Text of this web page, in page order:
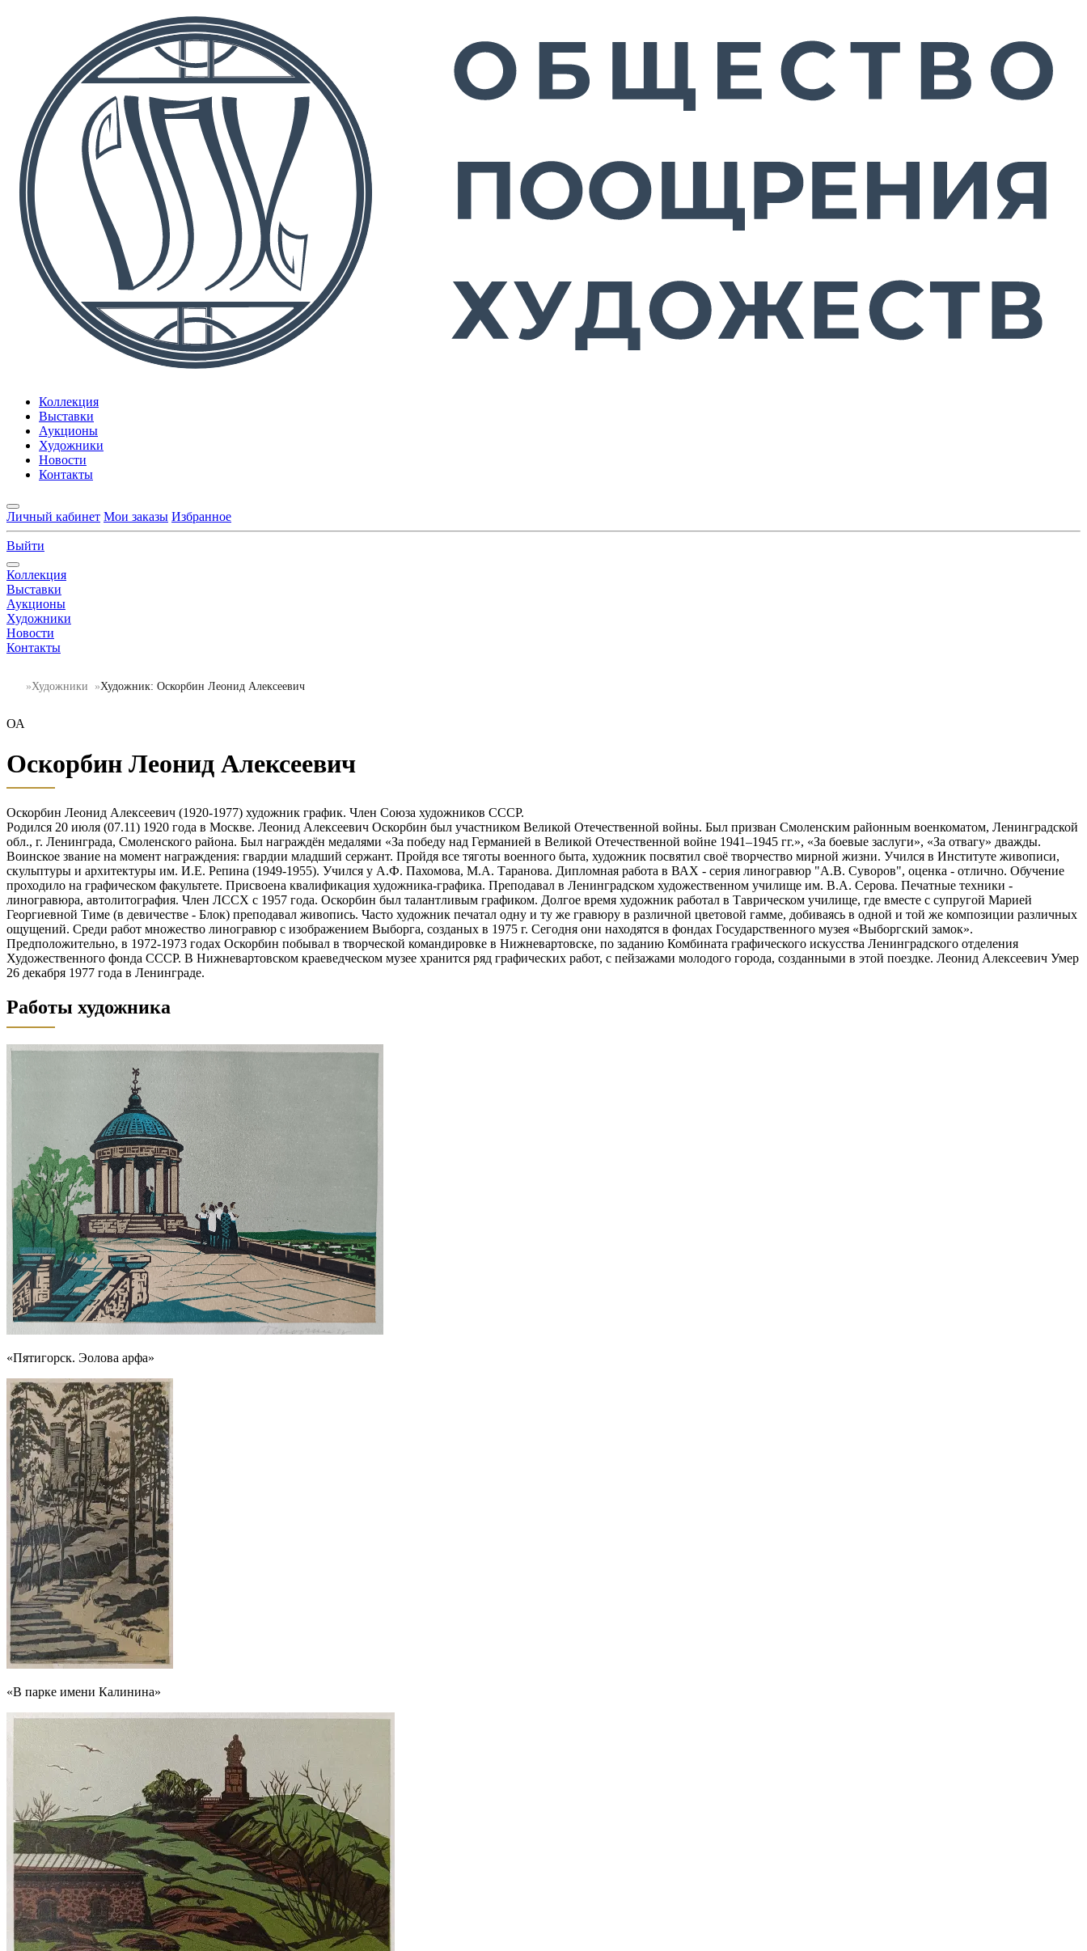
Коллекция
Выставки
Аукционы
Художники
Новости
Контакты
Личный кабинет Мои заказы Избранное
Выйти
Коллекция
Выставки
Аукционы
Художники
Новости
Контакты
Художники Художник: Оскорбин Леонид Алексеевич
ОА
Оскорбин Леонид Алексеевич
Оскорбин Леонид Алексеевич (1920-1977) художник график. Член Союза художников СССР.
Родился 20 июля (07.11) 1920 года в Москве. Леонид Алексеевич Оскорбин был участником Великой Отечественной войны. Был призван Смоленским районным военкоматом, Ленинградской
обл., г. Ленинграда, Смоленского района. Был награждён медалями «За победу над Германией в Великой Отечественной войне 1941–1945 гг.», «За боевые заслуги», «За отвагу» дважды.
Воинское звание на момент награждения: гвардии младший сержант. Пройдя все тяготы военного быта, художник посвятил своё творчество мирной жизни. Учился в Институте живописи,
скульптуры и архитектуры им. И.Е. Репина (1949-1955). Учился у А.Ф. Пахомова, М.А. Таранова. Дипломная работа в ВАХ - серия линогравюр "А.В. Суворов", оценка - отлично. Обучение
проходило на графическом факультете. Присвоена квалификация художника-графика. Преподавал в Ленинградском художественном училище им. В.А. Серова. Печатные техники -
линогравюра, автолитография. Член ЛССХ с 1957 года. Оскорбин был талантливым графиком. Долгое время художник работал в Таврическом училище, где вместе с супругой Марией
Георгиевной Тиме (в девичестве - Блок) преподавал живопись. Часто художник печатал одну и ту же гравюру в различной цветовой гамме, добиваясь в одной и той же композиции различных
ощущений. Среди работ множество линогравюр с изображением Выборга, созданых в 1975 г. Сегодня они находятся в фондах Государственного музея «Выборгский замок».
Предположительно, в 1972-1973 годах Оскорбин побывал в творческой командировке в Нижневартовске, по заданию Комбината графического искусства Ленинградского отделения
Художественного фонда СССР. В Нижневартовском краеведческом музее хранится ряд графических работ, с пейзажами молодого города, созданными в этой поездке. Леонид Алексеевич Умер
26 декабря 1977 года в Ленинграде.
Работы художника
«Пятигорск. Эолова арфа»
«В парке имени Калинина»